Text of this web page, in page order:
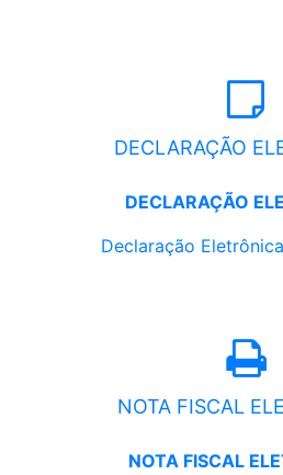
DECLARAÇÃO
DECLARAÇÃO
Declaração
NOTA FISCAL
NOTA FISCAL